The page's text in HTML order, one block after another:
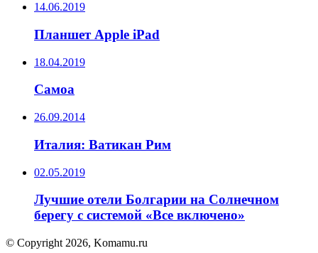
14.06.2019
Планшет Apple iPad
18.04.2019
Самоа
26.09.2014
Италия: Ватикан Рим
02.05.2019
Лучшие отели Болгарии на Солнечном
берегу с системой «Все включено»
© Copyright 2026, Komamu.ru